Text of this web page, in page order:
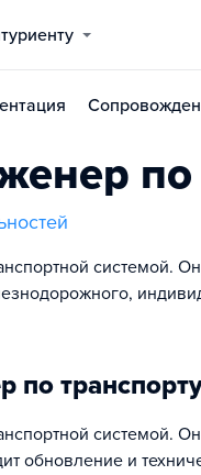
по
системой.
по
системой.
обновление и